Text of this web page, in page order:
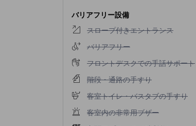
バリアフリー設備
スロープ付きエントランス不可
スロープ付きエントランス
バリアフリー不可
バリアフリー
フロントデスクでの手話サポート不可
フロントデスクでの手話サポート
階段・通路の手すり不可
階段・通路の手すり
客室トイレ・バスタブの手すり不可
客室トイレ・バスタブの手すり
客室内の非常用ブザー不可
客室内の非常用ブザー